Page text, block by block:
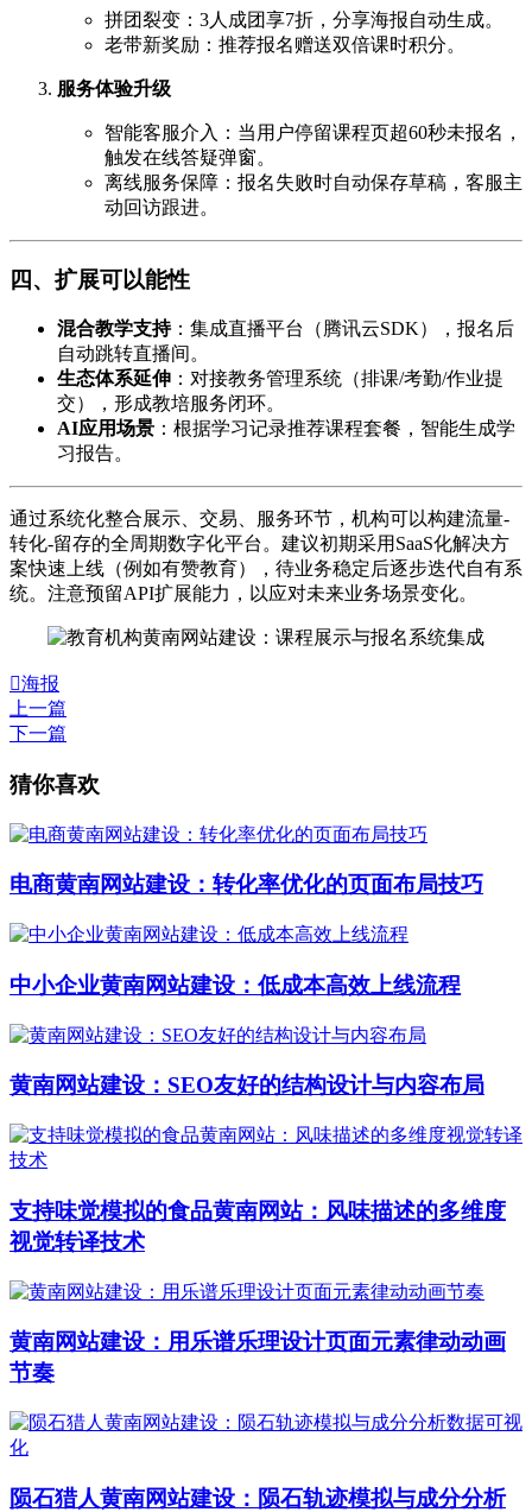
拼团裂变：3人成团享7折，分享海报自动生成。
老带新奖励：推荐报名赠送双倍课时积分。
服务体验升级
智能客服介入：当用户停留课程页超60秒未报名，
触发在线答疑弹窗。
离线服务保障：报名失败时自动保存草稿，客服主
动回访跟进。
四、扩展可以能性
混合教学支持：集成直播平台（腾讯云SDK），报名后
自动跳转直播间。
生态体系延伸 ：对接教务管理系统（排课/考勤/作业提
交），形成教培服务闭环。
AI应用场景 ：根据学习记录推荐课程套餐，智能生成学
习报告。
通过系统化整合展示、交易、服务环节，机构可以构建流量-
转化-留存的全周期数字化平台。建议初期采用SaaS化解决方
案快速上线（例如有赞教育），待业务稳定后逐步迭代自有系
统。注意预留API扩展能力，以应对未来业务场景变化。
海报
上一篇
下一篇
猜你喜欢
电商黄南网站建设：转化率优化的页面布局技巧
中小企业黄南网站建设：低成本高效上线流程
黄南网站建设：SEO友好的结构设计与内容布局
支持味觉模拟的食品黄南网站：风味描述的多维度
视觉转译技术
黄南网站建设：用乐谱乐理设计页面元素律动动画
节奏
陨石猎人黄南网站建设：陨石轨迹模拟与成分分析